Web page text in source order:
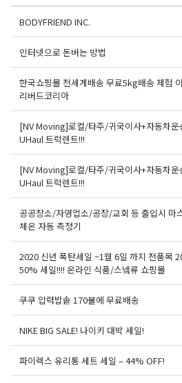
BODYFRIEND INC.
인터넷으로 돈버는 방법
한국쇼핑몰 전세계배송 무료5kg배송 체험
리버드코리아
[NV Moving]로컬/타주/귀국이사+자동차운
UHaul 트럭렌트!!!
[NV Moving]로컬/타주/귀국이사+자동차운
UHaul 트럭렌트!!!
공공장소/자영업소/공장/교회 등 출입시 마
체온 자동 측정기
2020 신년 폭탄세일 ~1월 6일 까지 전품목
50% 세일!!!! 온라인 식품/스넼류 쇼핑몰
쿠쿠 압력밥솥 170불에 무료배송
NIKE BIG SALE! 나이키 대박 세일!
파이렉스 유리통 세트 세일 – 44% OFF!